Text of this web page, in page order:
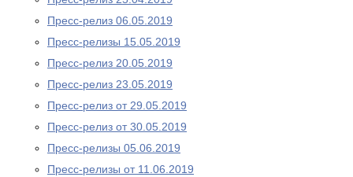
Пресс-релиз 06.05.2019
Пресс-релизы 15.05.2019
Пресс-релиз 20.05.2019
Пресс-релиз 23.05.2019
Пресс-релиз от 29.05.2019
Пресс-релиз от 30.05.2019
Пресс-релизы 05.06.2019
Пресс-релизы от 11.06.2019